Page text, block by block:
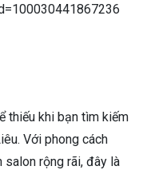
thiếu khi bạn tìm kiếm
Với phong cách
salon rộng rãi, đây là